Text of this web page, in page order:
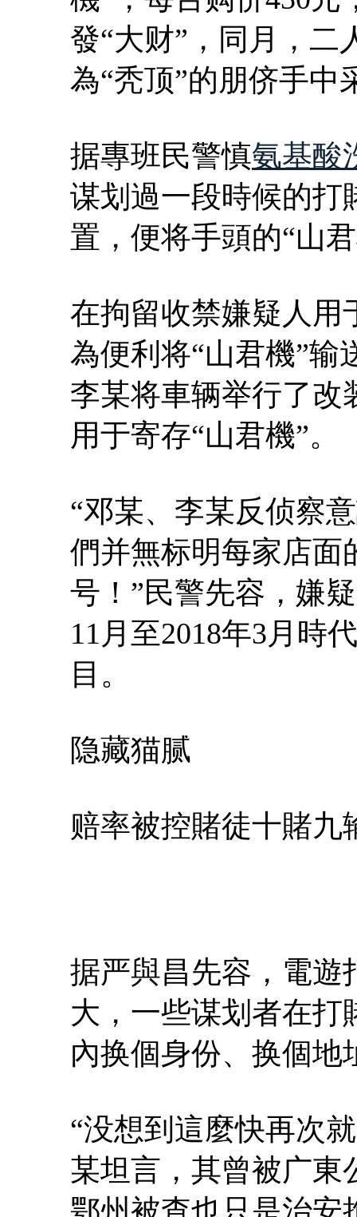
發“大财”，同月，二
為“秃顶”的朋侪手中
据專班民警慎氨基酸
谋划過一段時候的打
置，便将手頭的“山
在拘留收禁嫌疑人用
為便利将“山君機”输
李某将車辆举行了改
用于寄存“山君機”。
“邓某、李某反侦察
們并無标明每家店面
号！”民警先容，嫌
11月至2018年3月時
目。
隐藏猫腻
赔率被控賭徒十賭
据严與昌先容，電遊
大，一些谋划者在打
內换個身份、换個地
“没想到這麼快再次
某坦言，其曾被广東